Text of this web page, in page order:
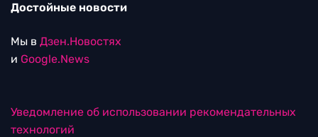
Достойные новости
Мы в Дзен.Новостях
и Google.News
Уведомление об использовании рекомендательных
технологий